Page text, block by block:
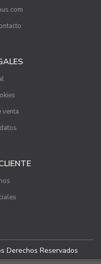
venta
Derechos Reservados